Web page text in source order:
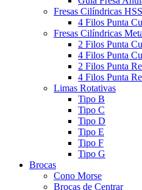
Fresas Cilíndricas HSS
4 Filos Punta
Fresas Cilíndricas
2 Filos Punta
4 Filos Punta
2 Filos Punta
4 Filos Punta
Limas Rotativas
Tipo B
Tipo C
Tipo D
Tipo E
Tipo F
Tipo G
Brocas
Cono Morse
Brocas de Centrar